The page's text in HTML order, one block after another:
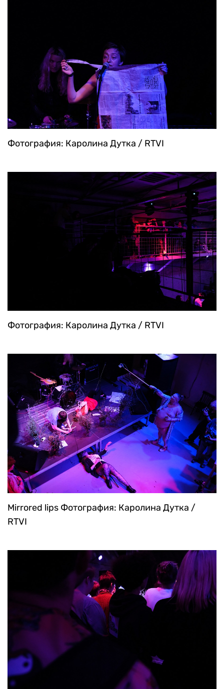
Фотография: Каролина Дутка / RTVI
Фотография: Каролина Дутка / RTVI
Mirrored lips Фотография: Каролина Дутка /
RTVI